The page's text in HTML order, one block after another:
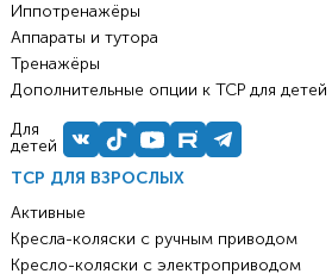
ТСР ДЛЯ ВЗРОСЛЫХ
Активные
Кресла-коляски с ручным приводом
Кресло-коляски с электроприводом
Иппотренажёры
Аппараты и тутора
Тренажёры
Дополнительные опции к ТСР для детей
Для
детей